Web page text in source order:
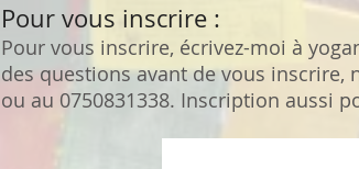
Pour vous inscrire :
Pour vous inscrire, écrivez-moi à
des questions avant de vous inscrire,
ou au 0750831338. Inscription aussi